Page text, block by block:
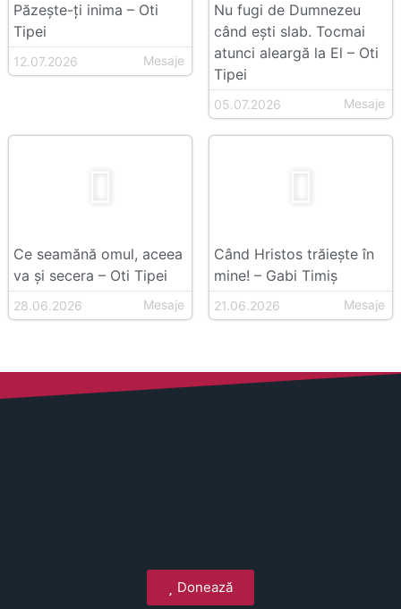
Păzește-ți inima – Oti
Tipei
12.07.2026 Mesaje
Nu fugi de Dumnezeu
când ești slab. Tocmai
atunci aleargă la El – Oti
Tipei
05.07.2026 Mesaje
Ce seamănă omul, aceea
va și secera – Oti Tipei
28.06.2026 Mesaje
Când Hristos trăiește în
mine! – Gabi Timiș
21.06.2026 Mesaje
Donează